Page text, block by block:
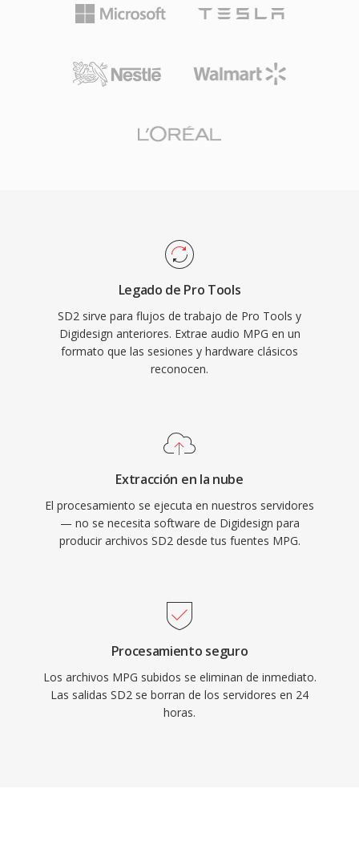
Legado de Pro Tools
SD2 sirve para flujos de trabajo de Pro Tools y
Digidesign anteriores. Extrae audio MPG en un
formato que las sesiones y hardware clásicos
reconocen.
Extracción en la nube
El procesamiento se ejecuta en nuestros servidores
— no se necesita software de Digidesign para
producir archivos SD2 desde tus fuentes MPG.
Procesamiento seguro
Los archivos MPG subidos se eliminan de inmediato.
Las salidas SD2 se borran de los servidores en 24
horas.